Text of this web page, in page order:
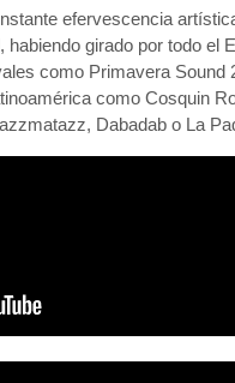
efervescencia
habiendo girado por todo el
como Primavera
como Cosquin
Dabadab o La